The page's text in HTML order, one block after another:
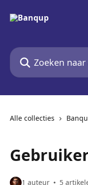
Zoeken naar artikelen
Alle collecties
1 auteur 5